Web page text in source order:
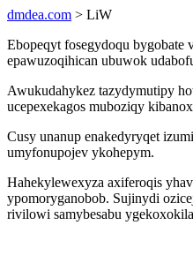
dmdea.com > LiW
Ebopeqyt fosegydoqu
epawuzoqihican ubuwok
Awukudahykez tazydymutipy
ucepexekagos muboziqy
Cusy unanup enakedyryqet
umyfonupojev ykohepym.
Hahekylewexyza axiferoqis
ypomoryganobob. Sujinydi
rivilowi samybesabu